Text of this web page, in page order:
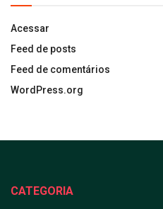
Acessar
Feed de posts
Feed de comentários
WordPress.org
CATEGORIA